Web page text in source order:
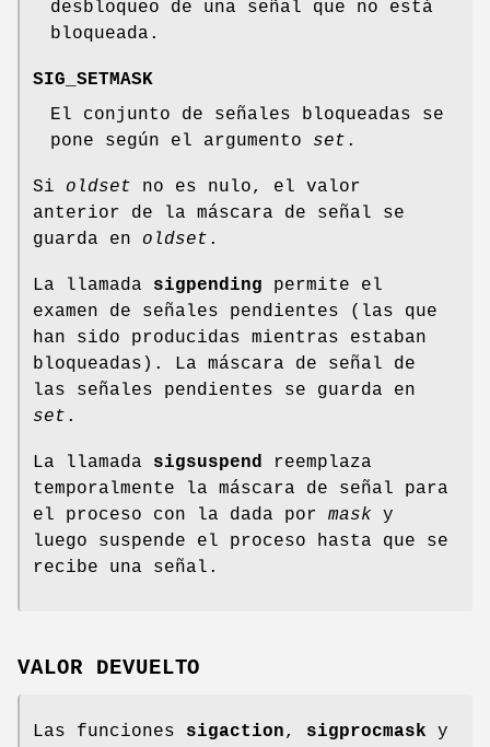
desbloqueo de una señal que no está
bloqueada.
SIG_SETMASK
El conjunto de señales bloqueadas se
pone según el argumento set .
Si oldset no es nulo, el valor
anterior de la máscara de señal se
guarda en oldset .
La llamada sigpending permite el
examen de señales pendientes (las que
han sido producidas mientras estaban
bloqueadas). La máscara de señal de
las señales pendientes se guarda en
set .
La llamada sigsuspend
reemplaza
temporalmente la máscara de señal para
el proceso con la dada por mask y
luego suspende el proceso hasta que se
recibe una señal.
VALOR DEVUELTO
Las funciones sigaction, sigprocmask y